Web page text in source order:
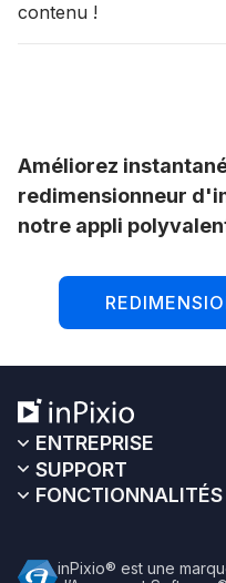
contenu !
Améliorez
redimensionneur
notre appli
ENTREPRISE
SUPPORT
FONCTIONNALITÉS
inPixio® est une